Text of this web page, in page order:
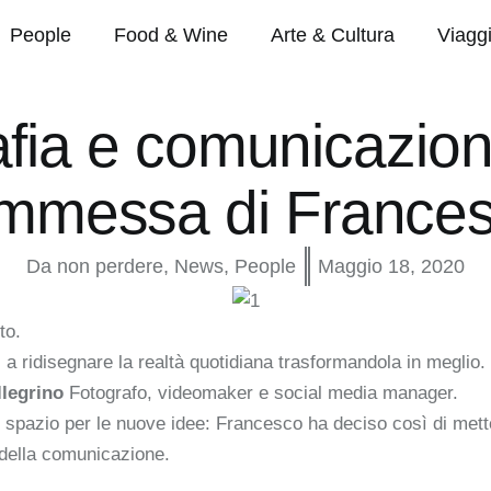
People Food & Wine Arte & Cultura
e
di
Da non perdere, News, People Maggio 18, 2020
ridisegnare la realtà quotidiana trasformandola in meglio.
Fotografo, videomaker e social media manager.
per le nuove idee: Francesco ha deciso così di
comunicazione.